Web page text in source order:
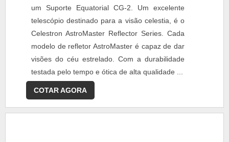
um Suporte Equatorial CG-2. Um excelente
telescópio destinado para a visão celestia, é o
Celestron AstroMaster Reflector Series. Cada
modelo de refletor AstroMaster é capaz de dar
visões do céu estrelado. Com a durabilidade
testada pelo tempo e ótica de alta qualidade ...
COTAR AGORA